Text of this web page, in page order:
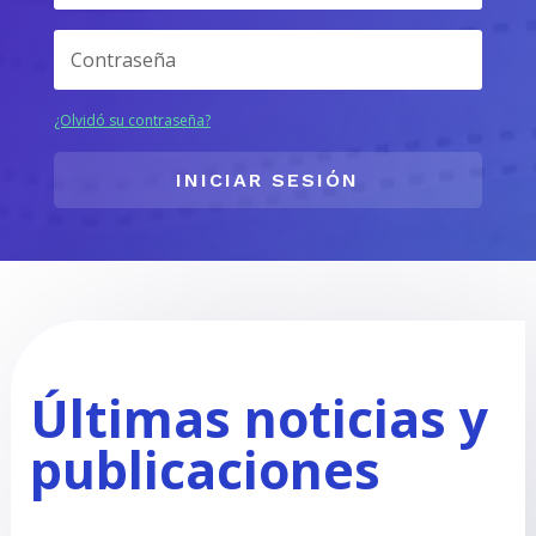
¿Olvidó su contraseña?
INICIAR SESIÓN
Últimas noticias y
publicaciones